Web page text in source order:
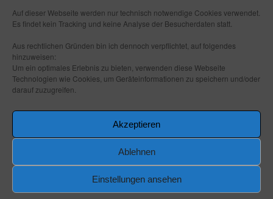
Auf dieser Webseite werden nur technisch notwendige Cookies verwendet.
Es findet kein Tracking und keine Analyse der Besucherdaten statt.
Aus rechtlichen Gründen bin ich dennoch verpflichtet, auf folgendes
hinzuweisen:
Um ein optimales Erlebnis zu bieten, verwenden diese Webseite
Technologien wie Cookies, um Geräteinformationen zu speichern und/oder
darauf zuzugreifen.
Akzeptieren
Ablehnen
Einstellungen ansehen
Nach oben/ Seitenanfang
Folge mir:
_ _
Stolz präsentiert von WordPress